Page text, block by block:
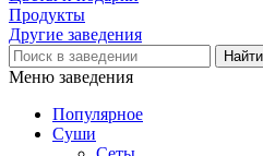
Продукты
Другие заведения
Меню заведения
Популярное
Суши